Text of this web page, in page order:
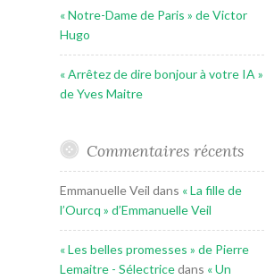
« Notre-Dame de Paris » de Victor
Hugo
« Arrêtez de dire bonjour à votre IA »
de Yves Maitre
Commentaires récents
Emmanuelle Veil dans « La fille de
l’Ourcq » d’Emmanuelle Veil
« Les belles promesses » de Pierre
Lemaitre - Sélectricedans « Un